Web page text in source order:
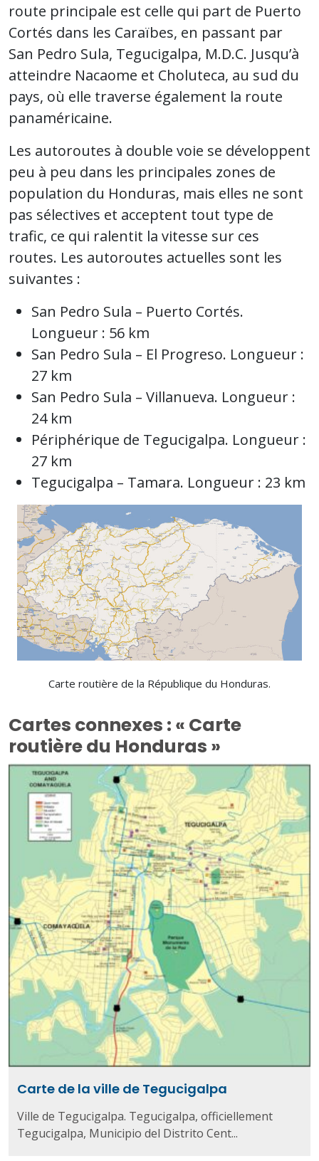
route principale est celle qui part de Puerto
Cortés dans les Caraïbes, en passant par
San Pedro Sula, Tegucigalpa, M.D.C. Jusqu’à
atteindre Nacaome et Choluteca, au sud du
pays, où elle traverse également la route
panaméricaine.
Les autoroutes à double voie se développent
peu à peu dans les principales zones de
population du Honduras, mais elles ne sont
pas sélectives et acceptent tout type de
trafic, ce qui ralentit la vitesse sur ces
routes. Les autoroutes actuelles sont les
suivantes :
San Pedro Sula – Puerto Cortés.
Longueur : 56 km
San Pedro Sula – El Progreso. Longueur :
27 km
San Pedro Sula – Villanueva. Longueur :
24 km
Périphérique de Tegucigalpa. Longueur :
27 km
Tegucigalpa – Tamara. Longueur : 23 km
Carte routière de la République du Honduras.
Cartes connexes : « Carte
routière du Honduras »
Carte de la ville de Tegucigalpa
Ville de Tegucigalpa. Tegucigalpa, officiellement
Tegucigalpa, Municipio del Distrito Cent...